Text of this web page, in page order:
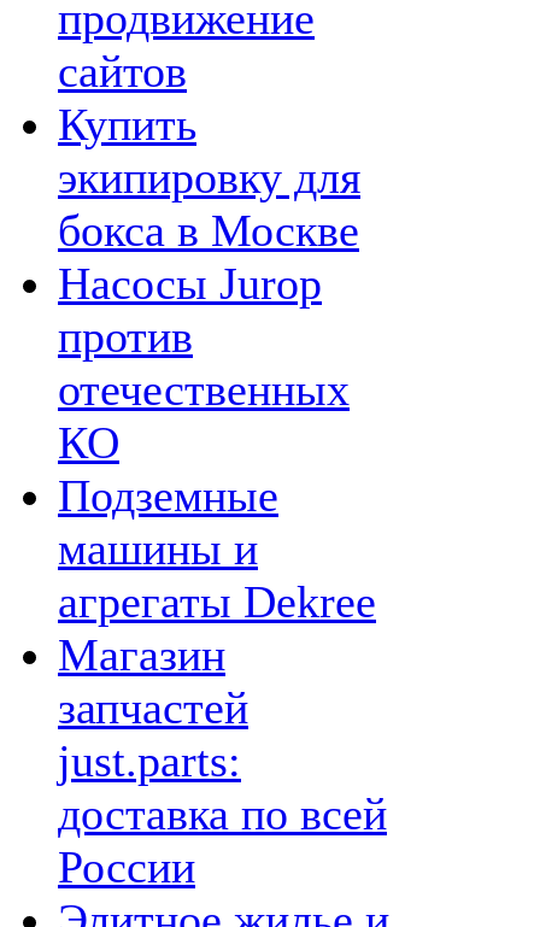
продвижение
сайтов
Купить
экипировку для
бокса в Москве
Насосы Jurop
против
отечественных
КО
Подземные
машины и
агрегаты Dekree
Магазин
запчастей
just.parts:
доставка по всей
России